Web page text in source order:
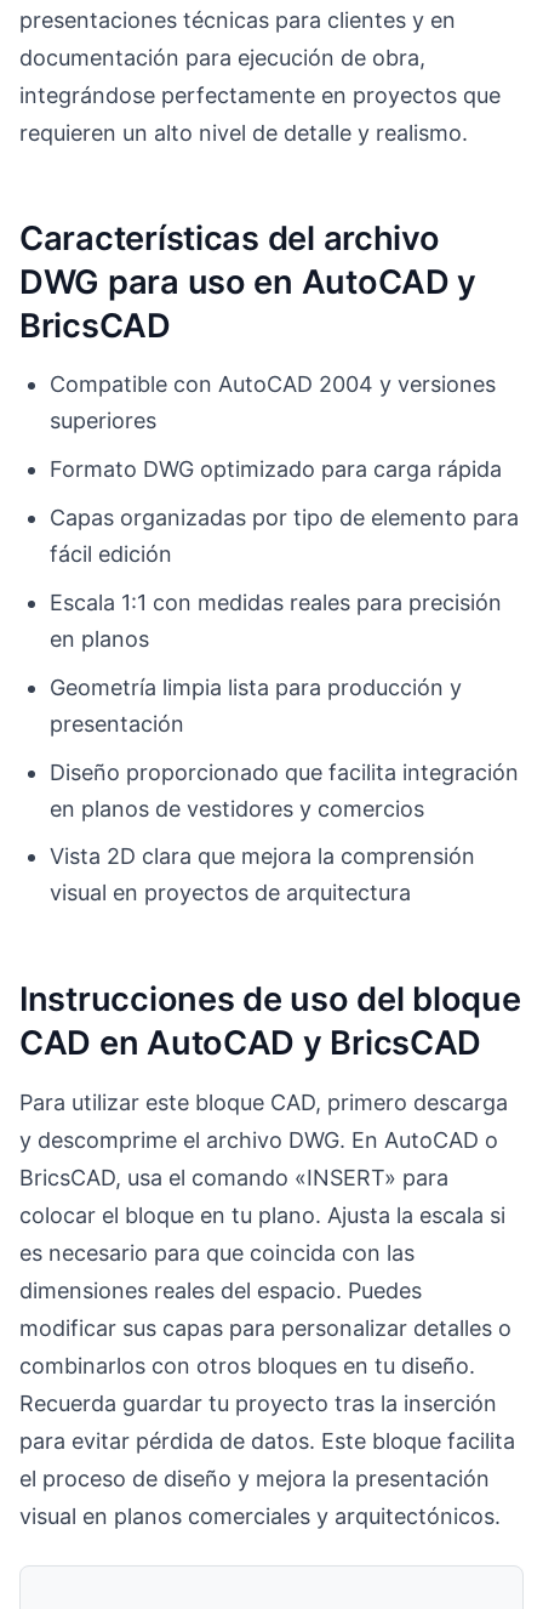
presentaciones técnicas para clientes y en
documentación para ejecución de obra,
integrándose perfectamente en proyectos que
requieren un alto nivel de detalle y realismo.
Características del archivo
DWG para uso en AutoCAD y
BricsCAD
Compatible con AutoCAD 2004 y versiones
superiores
Formato DWG optimizado para carga rápida
Capas organizadas por tipo de elemento para
fácil edición
Escala 1:1 con medidas reales para precisión
en planos
Geometría limpia lista para producción y
presentación
Diseño proporcionado que facilita integración
en planos de vestidores y comercios
Vista 2D clara que mejora la comprensión
visual en proyectos de arquitectura
Instrucciones de uso del bloque
CAD en AutoCAD y BricsCAD
Para utilizar este bloque CAD, primero descarga
y descomprime el archivo DWG. En AutoCAD o
BricsCAD, usa el comando «INSERT» para
colocar el bloque en tu plano. Ajusta la escala si
es necesario para que coincida con las
dimensiones reales del espacio. Puedes
modificar sus capas para personalizar detalles o
combinarlos con otros bloques en tu diseño.
Recuerda guardar tu proyecto tras la inserción
para evitar pérdida de datos. Este bloque facilita
el proceso de diseño y mejora la presentación
visual en planos comerciales y arquitectónicos.